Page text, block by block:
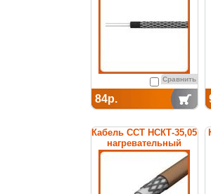
Сравнить
84р.
Кабель ССТ НСКТ-35,05
нагревательный